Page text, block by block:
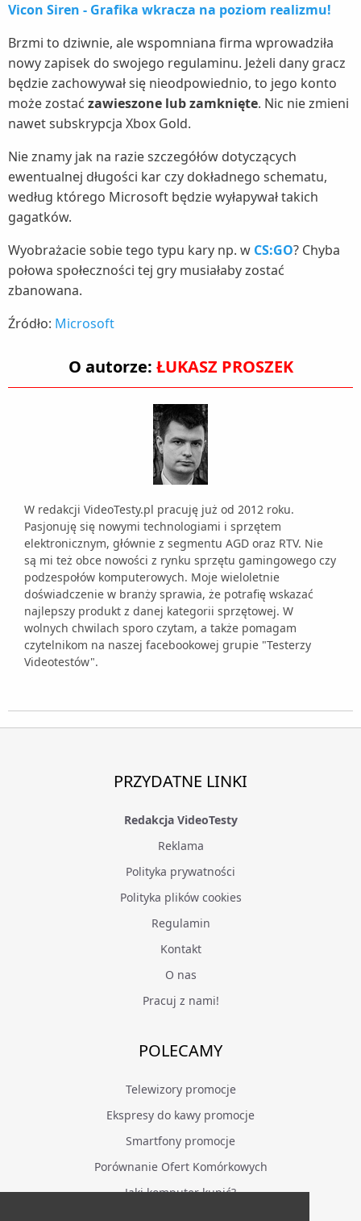
Vicon Siren - Grafika wkracza na poziom realizmu!
Brzmi to dziwnie, ale wspomniana firma wprowadziła
nowy zapisek do swojego regulaminu. Jeżeli dany gracz
będzie zachowywał się nieodpowiednio, to jego konto
może zostać zawieszone lub zamknięte. Nic nie zmieni
nawet subskrypcja Xbox Gold.
Nie znamy jak na razie szczegółów dotyczących
ewentualnej długości kar czy dokładnego schematu,
według którego Microsoft będzie wyłapywał takich
gagatków.
Wyobrażacie sobie tego typu kary np. w CS:GO? Chyba
połowa społeczności tej gry musiałaby zostać
zbanowana.
Źródło: Microsoft
O autorze: ŁUKASZ PROSZEK
W redakcji VideoTesty.pl pracuję już od 2012 roku.
Pasjonuję się nowymi technologiami i sprzętem
elektronicznym, głównie z segmentu AGD oraz RTV. Nie
są mi też obce nowości z rynku sprzętu gamingowego czy
podzespołów komputerowych. Moje wieloletnie
doświadczenie w branży sprawia, że potrafię wskazać
najlepszy produkt z danej kategorii sprzętowej. W
wolnych chwilach sporo czytam, a także pomagam
czytelnikom na naszej facebookowej grupie "Testerzy
Videotestów".
PRZYDATNE LINKI
Redakcja VideoTesty
Reklama
Polityka prywatności
Polityka plików cookies
Regulamin
Kontakt
O nas
Pracuj z nami!
POLECAMY
Telewizory promocje
Ekspresy do kawy promocje
Smartfony promocje
Porównanie Ofert Komórkowych
Jaki komputer kupić?